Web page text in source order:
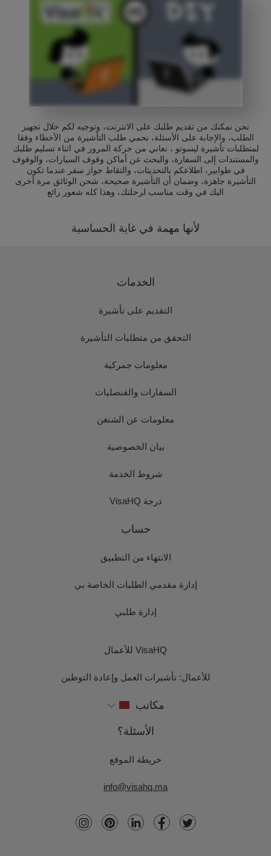
نحن نمكنك من تقديم طلبك على الانترنت، وتوجيه لكم خلال تجهيز
الطلب، والإجابة على الأسئلة، نحمي طلب التأشيرة من الأخطاء وفقا
لمتطلبات تأشيرة ليسوتو ، نعاني من حركة المرور في اثناء تسليم طلبك
والمستندات إلى السفارة، والبحث عن أماكن وقوف السيارات، والوقوف
في طوابير، اطلاعكم بالتحديثات، والتقاط جواز سفر عندما تكون
التأشيرة جاهزة، وضمان أن التأشيرة صحيحة، شحن الوثائق مرة أخرى
اليك في وقت مناسب لرحلتك، وهذا كله شعور رائع
لأنها مهمة في غاية الحساسية
الخدمات
التقديم على تأشيرة
التحقق من متطلبات التأشيرة
معلومات جمركية
السفارات والقنصليات
معلومات عن الشنغن
بيان الخصوصية
شروط الخدمة
درجة VisaHQ
حساب
الانتهاء من التطبيق
إدارة مقدمي الطلبات الخاصة بي
إدارة طلبي
VisaHQ للأعمال
للأعمال: تأشيرات العمل وإعادة التوطين
مكاتب
الأسئلة؟
خريطة الموقع
info@visahq.ma